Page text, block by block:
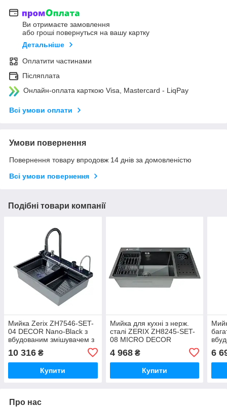
Ви отримаєте замовлення
або гроші повернуться на вашу картку
Детальніше
Оплатити частинами
Післяплата
Онлайн-оплата карткою Visa, Mastercard - LiqPay
Всі умови оплати
Умови повернення
Повернення товару впродовж 14 днів за домовленістю
Всі умови повернення
Подібні товари компанії
Мийка Zerix ZH7546-SET-
04 DECOR Nano-Black з
вбудованим змішувачем з
10 316 ₴
Купити
Мийка для кухні з нерж.
сталі ZERIX ZH8245-SET-
08 MICRO DECOR
GRAPHITE (колір графіт)
(ZM5594)
4 968₴
Купити
6
Про нас